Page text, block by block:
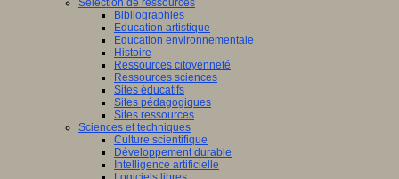
Sélection de ressources
Bibliographies
Education artistique
Education environnementale
Histoire
Ressources citoyenneté
Ressources sciences
Sites éducatifs
Sites pédagogiques
Sites ressources
Sciences et techniques
Culture scientifique
Développement durable
Intelligence artificielle